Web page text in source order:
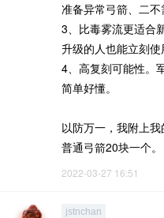
准备异常弓箭、二不
3、比毒雾流更适合
升级的人也能立刻使
4、高复刻可能性。
简单好懂。
以防万一，我附上
普通弓箭20块一个。
2022-03-27 16:51
jstnchan